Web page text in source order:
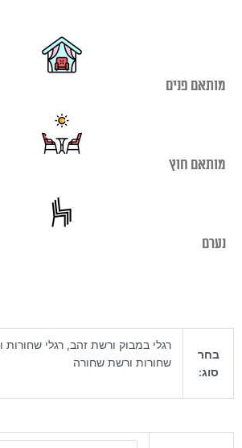
מותאם פנים
מותאם חוץ
נערם
בחר
סוג:
רגלי במבוק ורשת זהב, רגלי שחורות
שחורות ורשת שחורה